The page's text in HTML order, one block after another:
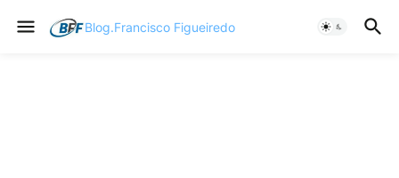
Blog.Francisco Figueiredo